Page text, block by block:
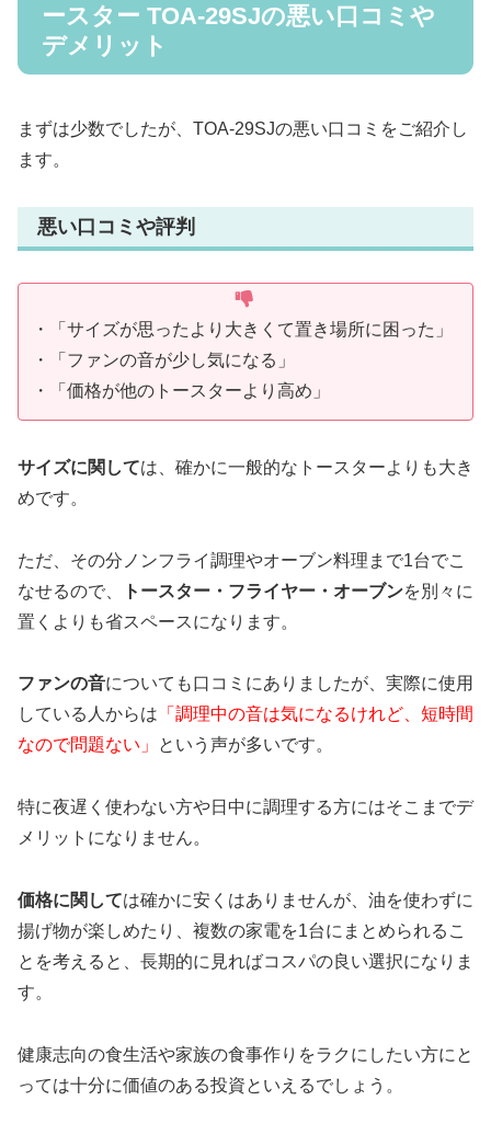
ースター TOA-29SJの悪い口コミや
デメリット
まずは少数でしたが、TOA-29SJの悪い口コミをご紹介し
ます。
悪い口コミや評判
・「サイズが思ったより大きくて置き場所に困った」
・「ファンの音が少し気になる」
・「価格が他のトースターより高め」
サイズに関しては、確かに一般的なトースターよりも大き
めです。
ただ、その分ノンフライ調理やオーブン料理まで1台でこ
なせるので、
トースター・フライヤー・オーブンを別々に
置くよりも省スペースになります。
ファンの音についても口コミにありましたが、実際に使用
している人からは 「調理中の音は気になるけれど、短時間
なので問題ない」
という声が多いです。
特に夜遅く使わない方や日中に調理する方にはそこまでデ
メリットになりません。
価格に関しては確かに安くはありませんが、油を使わずに
揚げ物が楽しめたり、複数の家電を1台にまとめられるこ
とを考えると、長期的に見ればコスパの良い選択になりま
す。
健康志向の食生活や家族の食事作りをラクにしたい方にと
っては十分に価値のある投資といえるでしょう。